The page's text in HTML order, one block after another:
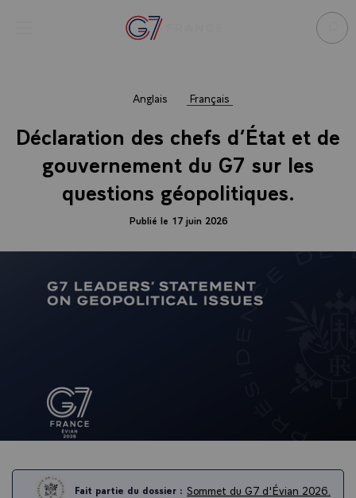
Anglais Français
Déclaration des chefs d’État et de
gouvernement du G7 sur les
questions géopolitiques.
Publié le 17 juin 2026
Fait partie du dossier : Sommet du G7 d'Évian 2026.